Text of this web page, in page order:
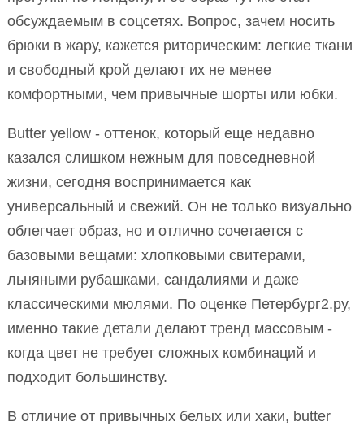
обсуждаемым в соцсетях. Вопрос, зачем носить
брюки в жару, кажется риторическим: легкие ткани
и свободный крой делают их не менее
комфортными, чем привычные шорты или юбки.
Butter yellow - оттенок, который еще недавно
казался слишком нежным для повседневной
жизни, сегодня воспринимается как
универсальный и свежий. Он не только визуально
облегчает образ, но и отлично сочетается с
базовыми вещами: хлопковыми свитерами,
льняными рубашками, сандалиями и даже
классическими мюлями. По оценке Петербург2.ру,
именно такие детали делают тренд массовым -
когда цвет не требует сложных комбинаций и
подходит большинству.
В отличие от привычных белых или хаки, butter